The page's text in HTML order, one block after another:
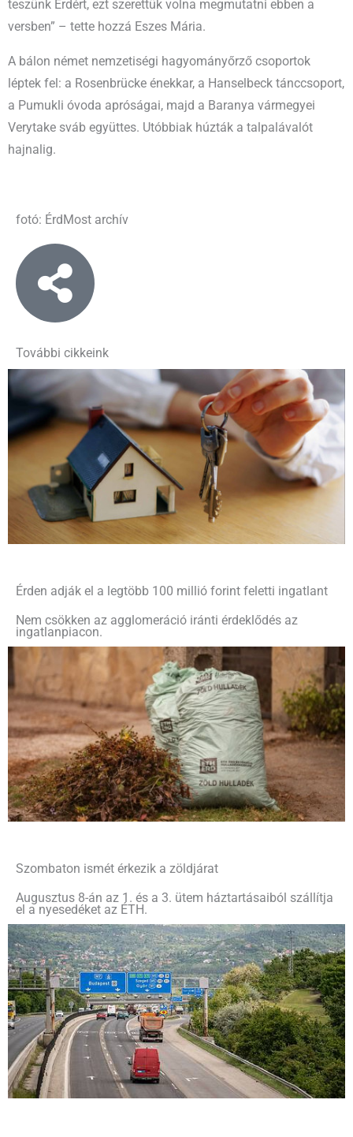
teszünk Érdért, ezt szerettük volna megmutatni ebben a
versben” – tette hozzá Eszes Mária.
A bálon német nemzetiségi hagyományőrző csoportok
léptek fel: a Rosenbrücke énekkar, a Hanselbeck tánccsoport,
a Pumukli óvoda apróságai, majd a Baranya vármegyei
Verytake sváb együttes. Utóbbiak húzták a talpalávalót
hajnalig.
fotó: ÉrdMost archív
További cikkeink
Érden adják el a legtöbb 100 millió forint feletti ingatlant
Nem csökken az agglomeráció iránti érdeklődés az
ingatlanpiacon.
Szombaton ismét érkezik a zöldjárat
Augusztus 8-án az 1. és a 3. ütem háztartásaiból szállítja
el a nyesedéket az ÉTH.